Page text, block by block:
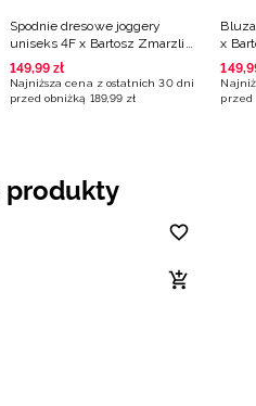
Spodnie dresowe joggery
uniseks 4F x Bartosz Zmarzlik
- czarne
149,99 zł
Najniższa cena z ostatnich 30 dni
przed obniżką 189,99 zł
x
149,
przed
produkty